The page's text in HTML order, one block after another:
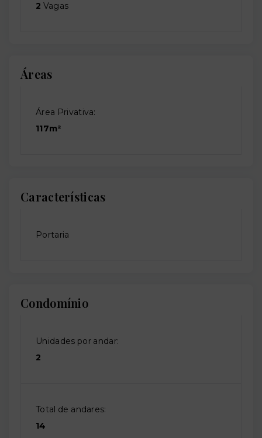
2 Vagas
Áreas
Área Privativa:
117m²
Características
Portaria
Condomínio
Unidades por andar:
2
Total de andares:
14